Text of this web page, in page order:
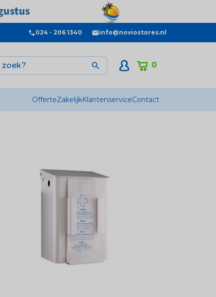
024 - 206 1340 info@noviostores.nl
0

OfferteZakelijkKlantenserviceContact